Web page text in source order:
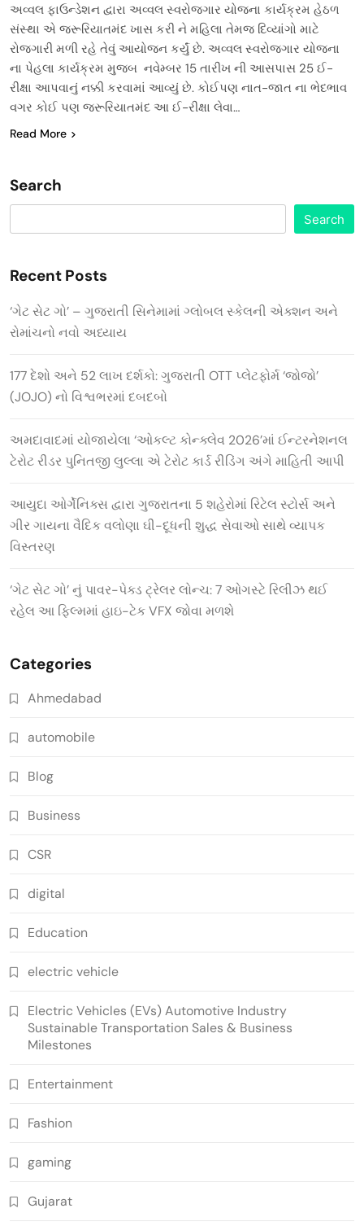
અવ્વલ ફાઉન્ડેશન દ્વારા અવ્વલ સ્વરોજગાર યોજના કાર્યક્રમ હેઠળ
સંસ્થા એ જરૂરિયાતમંદ ખાસ કરી ને મહિલા તેમજ દિવ્યાંગો માટે
રોજગારી મળી રહે તેવું આયોજન કર્યું છે. અવ્વલ સ્વરોજગાર યોજના
ના પેહલા કાર્યક્રમ મુજબ નવેમ્બર 15 તારીખ ની આસપાસ 25 ઈ-
રીક્ષા આપવાનું નક્કી કરવામાં આવ્યું છે. કોઈપણ નાત-જાત ના ભેદભાવ
વગર કોઈ પણ જરૂરિયાતમંદ આ ઈ-રીક્ષા લેવા…
Read More
Search
Search
Recent Posts
‘ગેટ સેટ ગો’ – ગુજરાતી સિનેમામાં ગ્લોબલ સ્કેલની એક્શન અને
રોમાંચનો નવો અધ્યાય
177 દેશો અને 52 લાખ દર્શકો: ગુજરાતી OTT પ્લેટફોર્મ ‘જોજો’
(JOJO) નો વિશ્વભરમાં દબદબો
અમદાવાદમાં યોજાયેલા ‘ઓકલ્ટ કોન્ક્લેવ 2026’માં ઈન્ટરનેશનલ
ટેરોટ રીડર પુનિતજી લુલ્લા એ ટેરોટ કાર્ડ રીડિંગ અંગે માહિતી આપી
આયુદા ઓર્ગેનિક્સ દ્વારા ગુજરાતના 5 શહેરોમાં રિટેલ સ્ટોર્સ અને
ગીર ગાયના વૈદિક વલોણા ઘી-દૂધની શુદ્ધ સેવાઓ સાથે વ્યાપક
વિસ્તરણ
‘ગેટ સેટ ગો’ નું પાવર-પેક્ડ ટ્રેલર લોન્ચ: 7 ઓગસ્ટે રિલીઝ થઈ
રહેલ આ ફિલ્મમાં હાઇ-ટેક VFX જોવા મળશે
Categories
Ahmedabad
automobile
Blog
Business
CSR
digital
Education
electric vehicle
Electric Vehicles (EVs) Automotive Industry
Sustainable Transportation Sales & Business
Milestones
Entertainment
Fashion
gaming
Gujarat